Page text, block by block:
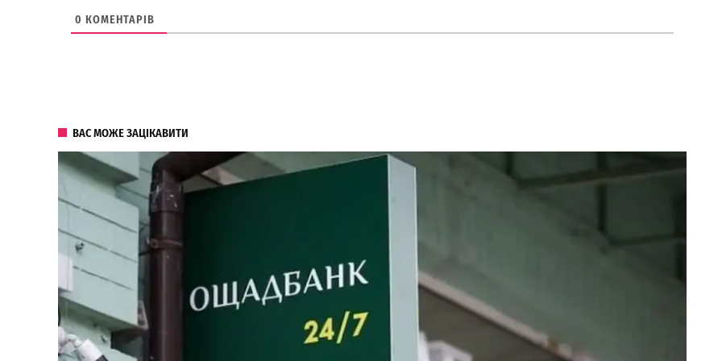
0 КОМЕНТАРІВ
ВАС МОЖЕ ЗАЦІКАВИТИ